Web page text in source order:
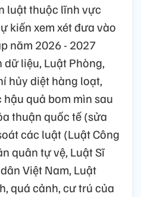
luật thuộc lĩnh vực
kiến xem xét đưa vào
năm 2026 - 2027
liệu, Luật Phòng,
hủy diệt hàng loạt,
quả bom mìn sau
thuận quốc tế (sửa
các luật (Luật Công
quân tự vệ, Luật Sĩ
Việt Nam, Luật
quá cảnh, cư trú của